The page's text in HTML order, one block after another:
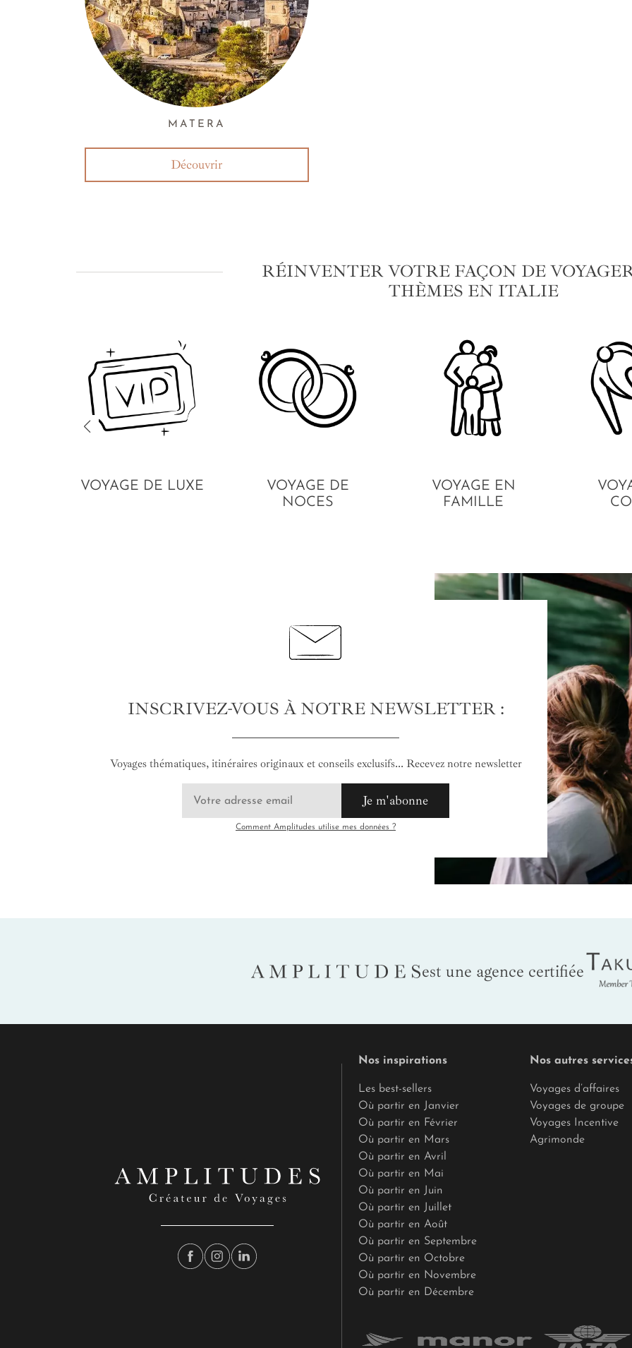
MATERA
Découvrir
RÉINVENTER VOTRE FAÇON DE
THÈMES EN ITALIE
VOYAGE DE LUXE
VOYAGE DE
NOCES
VOYAGE EN
FAMILLE
INSCRIVEZ-VOUS À NOTRE NEWSLETTER :
Voyages thématiques, itinéraires originaux et conseils exclusifs... Recevez notre newsletter
Je m'abonne
Comment Amplitudes utilise mes données ?
AMPLITUDES est une agence certifiée
Nos inspirations
Les best-sellers
Où partir en Janvier
Où partir en Février
Où partir en Mars
Où partir en Avril
Où partir en Mai
Où partir en Juin
Où partir en Juillet
Où partir en Août
Où partir en Septembre
Où partir en Octobre
Où partir en Novembre
Où partir en Décembre
Nos autres
Voyages d’affaires
Voyages de groupe
Voyages Incentive
Agrimonde